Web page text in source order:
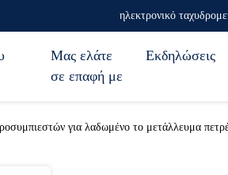
ηλεκτρονικό
Μας ελάτε
σε επαφή με
Εκδηλώσεις
για λαδωμένο το μετάλλευμα